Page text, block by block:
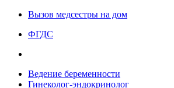
Вызов медсестры на дом
ФГДС
Ведение беременности
Гинеколог-эндокринолог